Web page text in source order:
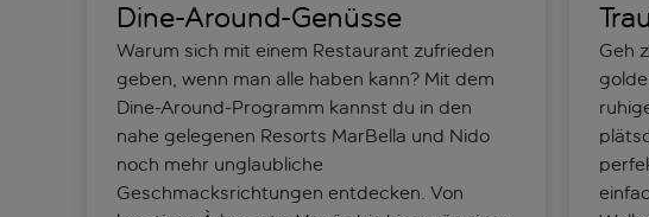
Dine-Around-Genüsse
Warum sich mit einem Restaurant zufrieden
geben, wenn man alle haben kann? Mit dem
Dine-Around-Programm kannst du in den
nahe gelegenen Resorts MarBella und Nido
noch mehr unglaubliche
Geschmacksrichtungen entdecken. Von
Geh